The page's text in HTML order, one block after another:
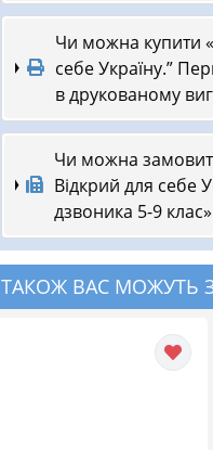
Чи можна купити
себе Україну.”
в друкованому
Чи можна
Відкрий для себе
дзвоника 5-9
ТАКОЖ ВАС МОЖУТЬ